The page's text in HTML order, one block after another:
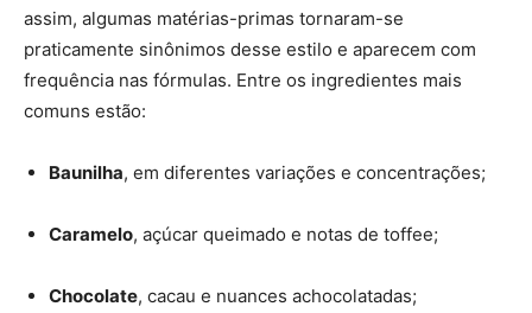
assim, algumas matérias-primas tornaram-se
praticamente sinônimos desse estilo e aparecem com
frequência nas fórmulas. Entre os ingredientes mais
comuns estão:
Baunilha, em diferentes variações e concentrações;
Caramelo, açúcar queimado e notas de toffee;
Chocolate, cacau e nuances achocolatadas;